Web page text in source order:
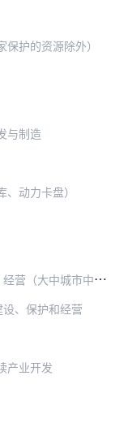
护的资源除外）
与制造
动力卡盘）
大中城市中方控股）
、保护和经营
产业开发